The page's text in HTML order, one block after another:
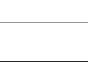
#R&B/ソウル